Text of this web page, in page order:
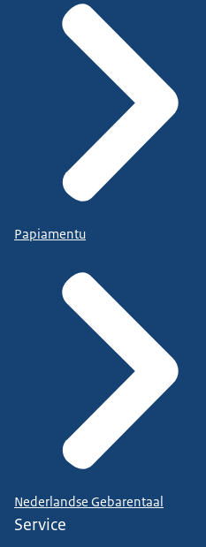
Papiamentu
Nederlandse Gebarentaal
Service